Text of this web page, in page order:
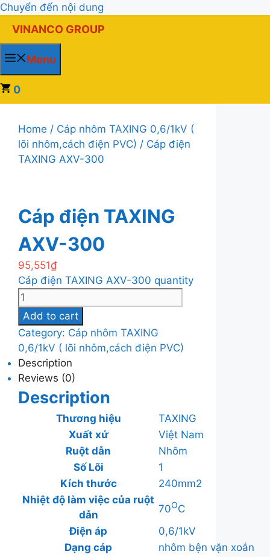
Chuyển đến nội dung
VINANCO GROUP
Menu
0
Home / Cáp nhôm TAXING 0,6/1kV (
lõi nhôm,cách điện PVC) / Cáp điện
TAXING AXV-300
Cáp điện TAXING
AXV-300
95,551₫
Cáp điện TAXING AXV-300 quantity
Add to cart
Category: Cáp nhôm TAXING
0,6/1kV ( lõi nhôm,cách điện PVC)
Description
Reviews (0)
Description
Thương hiệu
TAXING
Xuất xứ
Việt Nam
Ruột dẫn
Nhôm
Số Lõi
1
Kích thước
240mm2
Nhiệt độ làm việc của ruột
dẫn
70OC
Điện áp
0,6/1kV
Dạng cáp
nhôm bện vặn xoắn